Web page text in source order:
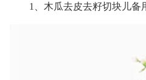
1、木瓜去皮去籽切块儿备